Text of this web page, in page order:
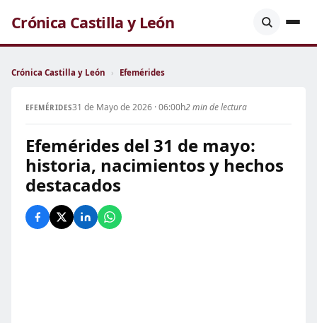
Crónica Castilla y León
Crónica Castilla y León › Efemérides
EFEMÉRIDES31 de Mayo de 2026 · 06:00h2 min de lectura
Efemérides del 31 de mayo:
historia, nacimientos y hechos
destacados